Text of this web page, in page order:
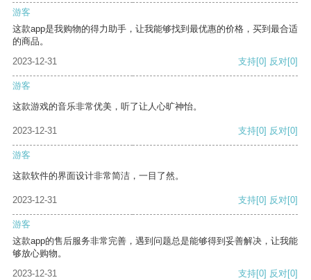
游客
这款app是我购物的得力助手，让我能够找到最优惠的价格，买到最合适
的商品。
2023-12-31
支持[0] 反对[0]
游客
这款游戏的音乐非常优美，听了让人心旷神怡。
2023-12-31 支持[0] 反对[0]
游客
这款软件的界面设计非常简洁，一目了然。
2023-12-31 支持[0] 反对[0]
游客
这款app的售后服务非常完善，遇到问题总是能够得到妥善解决，让我能
够放心购物。
2023-12-31
支持[0] 反对[0]